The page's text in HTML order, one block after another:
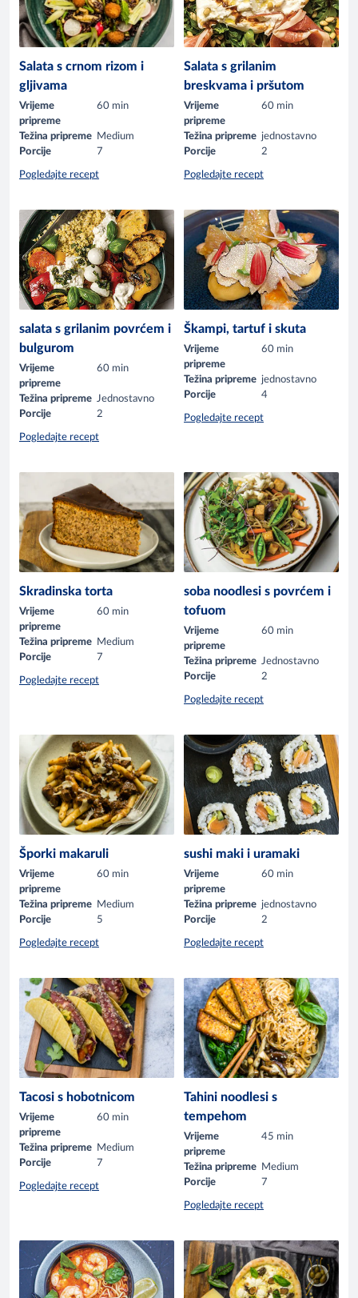
Salata s crnom rizom i
gljivama
Vrijeme
pripreme
60 min
Težina pripreme
Medium
Porcije
7
Pogledajte recept
Salata s grilanim
breskvama i pršutom
Vrijeme
pripreme
60 min
Težina pripreme jednostavno
Porcije
2
Pogledajte recept
salata s grilanim povrćem i
bulgurom
Vrijeme
pripreme
60 min
Težina pripreme Jednostavno
Porcije
2
Pogledajte recept
Škampi, tartuf i skuta
Vrijeme
pripreme
60 min
Težina pripreme jednostavno
Porcije
4
Pogledajte recept
Skradinska torta
Vrijeme
pripreme
60 min
Težina pripreme
Medium
Porcije
7
Pogledajte recept
soba noodlesi s povrćem i
tofuom
Vrijeme
pripreme
60 min
Težina pripreme Jednostavno
Porcije
2
Pogledajte recept
Šporki makaruli
Vrijeme
pripreme
60 min
Težina pripreme
Medium
Porcije
5
Pogledajte recept
sushi maki i uramaki
Vrijeme
pripreme
60 min
Težina pripreme jednostavno
Porcije
2
Pogledajte recept
Tacosi s hobotnicom
Vrijeme
pripreme
60 min
Težina pripreme
Medium
Porcije
7
Pogledajte recept
Tahini noodlesi s
tempehom
Vrijeme
pripreme
45 min
Težina pripreme
Medium
Porcije
7
Pogledajte recept